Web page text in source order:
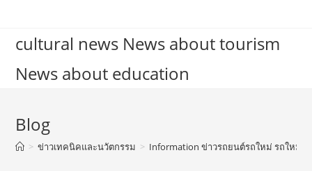
contentcultural news News about tourism
News about education
Blog
> ข่าวเทคนิคและนวัตกรรม > Information ข่าวรถยนต์รถใหม่ รถใหม่วั